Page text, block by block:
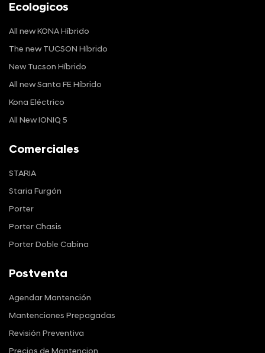
Ecologicos
All new KONA Híbrido
The new TUCSON Híbrido
New Tucson Híbrido
All new Santa FE Híbrido
Kona Eléctrico
All New IONIQ 5
Comerciales
STARIA
Staria Furgón
Porter
Porter Chasis
Porter Doble Cabina
Postventa
Agendar Mantención
Mantenciones Prepagadas
Revisión Preventiva